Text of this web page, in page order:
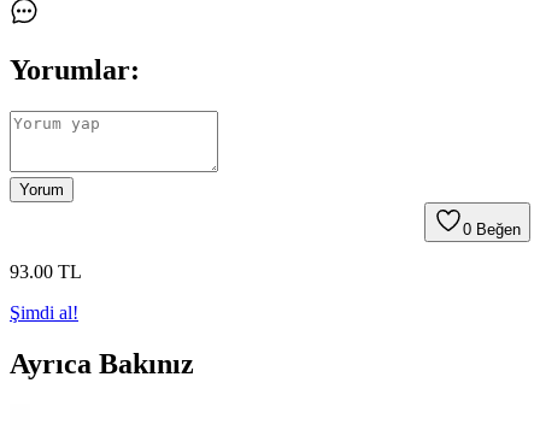
Yorumlar:
Yorum
0 Beğen
93.00 TL
Şimdi al!
Ayrıca Bakınız